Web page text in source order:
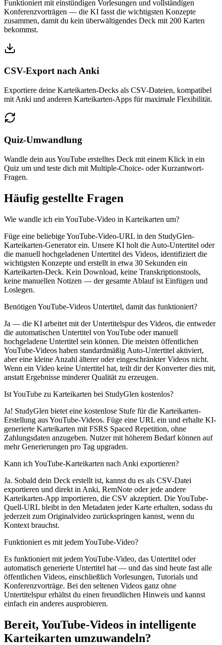
Funktioniert mit einstündigen Vorlesungen und vollständigen
Konferenzvorträgen — die KI fasst die wichtigsten Konzepte
zusammen, damit du kein überwältigendes Deck mit 200 Karten
bekommst.
CSV-Export nach Anki
Exportiere deine Karteikarten-Decks als CSV-Dateien, kompatibel
mit Anki und anderen Karteikarten-Apps für maximale Flexibilität.
Quiz-Umwandlung
Wandle dein aus YouTube erstelltes Deck mit einem Klick in ein
Quiz um und teste dich mit Multiple-Choice- oder Kurzantwort-
Fragen.
Häufig gestellte Fragen
Wie wandle ich ein YouTube-Video in Karteikarten um?
Füge eine beliebige YouTube-Video-URL in den StudyGlen-
Karteikarten-Generator ein. Unsere KI holt die Auto-Untertitel oder
die manuell hochgeladenen Untertitel des Videos, identifiziert die
wichtigsten Konzepte und erstellt in etwa 30 Sekunden ein
Karteikarten-Deck. Kein Download, keine Transkriptionstools,
keine manuellen Notizen — der gesamte Ablauf ist Einfügen und
Loslegen.
Benötigen YouTube-Videos Untertitel, damit das funktioniert?
Ja — die KI arbeitet mit der Untertitelspur des Videos, die entweder
die automatischen Untertitel von YouTube oder manuell
hochgeladene Untertitel sein können. Die meisten öffentlichen
YouTube-Videos haben standardmäßig Auto-Untertitel aktiviert,
aber eine kleine Anzahl älterer oder eingeschränkter Videos nicht.
Wenn ein Video keine Untertitel hat, teilt dir der Konverter dies mit,
anstatt Ergebnisse minderer Qualität zu erzeugen.
Ist YouTube zu Karteikarten bei StudyGlen kostenlos?
Ja! StudyGlen bietet eine kostenlose Stufe für die Karteikarten-
Erstellung aus YouTube-Videos. Füge eine URL ein und erhalte KI-
generierte Karteikarten mit FSRS Spaced Repetition, ohne
Zahlungsdaten anzugeben. Nutzer mit höherem Bedarf können auf
mehr Generierungen pro Tag upgraden.
Kann ich YouTube-Karteikarten nach Anki exportieren?
Ja. Sobald dein Deck erstellt ist, kannst du es als CSV-Datei
exportieren und direkt in Anki, RemNote oder jede andere
Karteikarten-App importieren, die CSV akzeptiert. Die YouTube-
Quell-URL bleibt in den Metadaten jeder Karte erhalten, sodass du
jederzeit zum Originalvideo zurückspringen kannst, wenn du
Kontext brauchst.
Funktioniert es mit jedem YouTube-Video?
Es funktioniert mit jedem YouTube-Video, das Untertitel oder
automatisch generierte Untertitel hat — und das sind heute fast alle
öffentlichen Videos, einschließlich Vorlesungen, Tutorials und
Konferenzvorträge. Bei den seltenen Videos ganz ohne
Untertitelspur erhältst du einen freundlichen Hinweis und kannst
einfach ein anderes ausprobieren.
Bereit, YouTube-Videos in intelligente
Karteikarten umzuwandeln?